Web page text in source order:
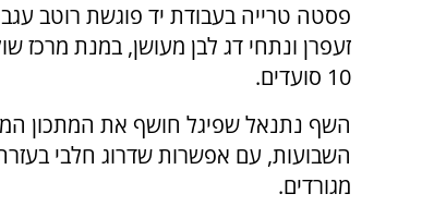
פסטה טרייה בעבודת יד פוגשת רוטב
10 סועדים.
השף נתנאל שפיגל חושף את המתכון
השבועות, עם אפשרות שדרוג חלבי בעזרת
מגורדים.